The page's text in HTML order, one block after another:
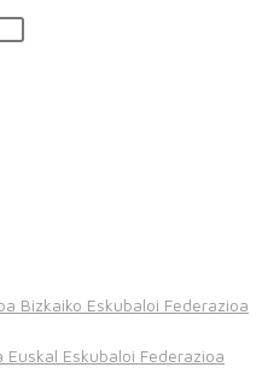
Bizkaiko Eskubaloi Federazioa
Euskal Eskubaloi Federazioa